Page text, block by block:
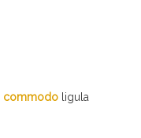
commodoligula